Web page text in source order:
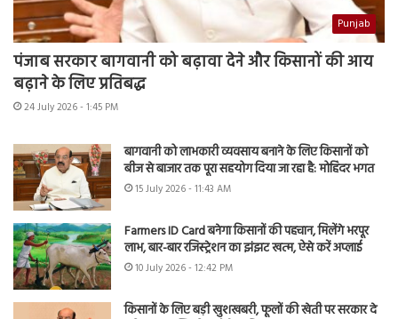
Punjab
पंजाब सरकार बागवानी को बढ़ावा देने और किसानों की आय
बढ़ाने के लिए प्रतिबद्ध
24 July 2026 - 1:45 PM
बागवानी को लाभकारी व्यवसाय बनाने के लिए किसानों को
बीज से बाजार तक पूरा सहयोग दिया जा रहा है: मोहिंदर भगत
15 July 2026 - 11:43 AM
Farmers ID Card बनेगा किसानों की पहचान, मिलेंगे भरपूर
लाभ, बार-बार रजिस्ट्रेशन का झंझट खत्म, ऐसे करें अप्लाई
10 July 2026 - 12:42 PM
किसानों के लिए बड़ी खुशखबरी, फूलों की खेती पर सरकार दे